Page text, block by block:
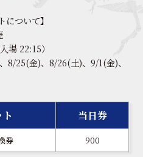
ついて】
場 22:15）
8/25(金)、8/26(土)、9/1(金)、
当日券
券 900